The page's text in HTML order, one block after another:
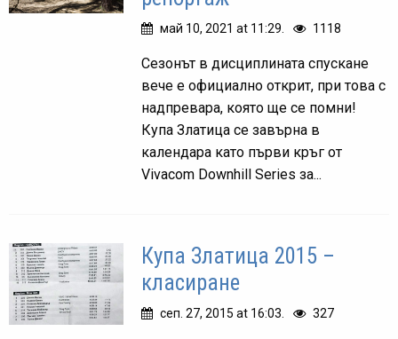
май 10, 2021 at 11:29. 1118
Сезонът в дисциплината спускане
вече е официално открит, при това с
надпревара, която ще се помни!
Купа Златица се завърна в
календара като първи кръг от
Vivacom Downhill Series за...
Купа Златица 2015 –
класиране
сеп. 27, 2015 at 16:03. 327